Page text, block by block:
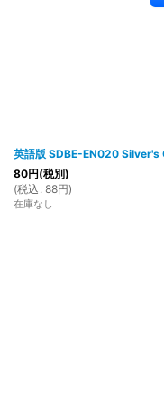
英語版 SDBE-EN020
80円(税別)
(税込 : 88円)
在庫なし